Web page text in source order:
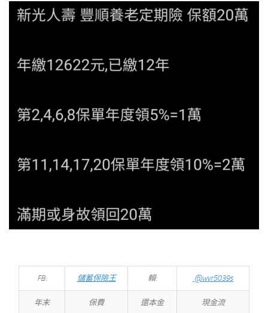
FB: 儲蓄保險王 賴: @wvr5039s
年末 保費 還本金 現金流